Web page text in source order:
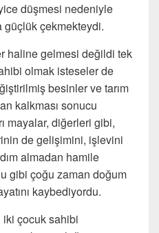
düşmesi nedeniyle
çekmekteydi.
haline gelmesi değildi tek
olmak isteseler de
besinler ve tarım
kalkması sonucu
mayalar, diğerleri gibi,
de gelişimini, işlevini
almadan hamile
gibi çoğu zaman doğum
kaybediyordu.
iki çocuk sahibi